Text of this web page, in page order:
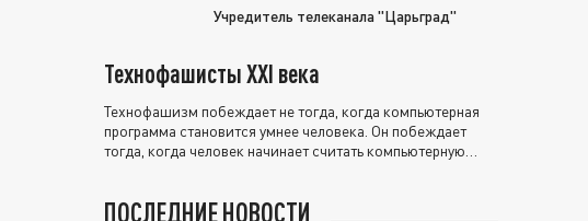
Учредитель телеканала "Царьград"
Технофашисты XXI века
Технофашизм побеждает не тогда, когда компьютерная
программа становится умнее человека. Он побеждает
тогда, когда человек начинает считать компьютерную
ПОСЛЕДНИЕ НОВОСТИ